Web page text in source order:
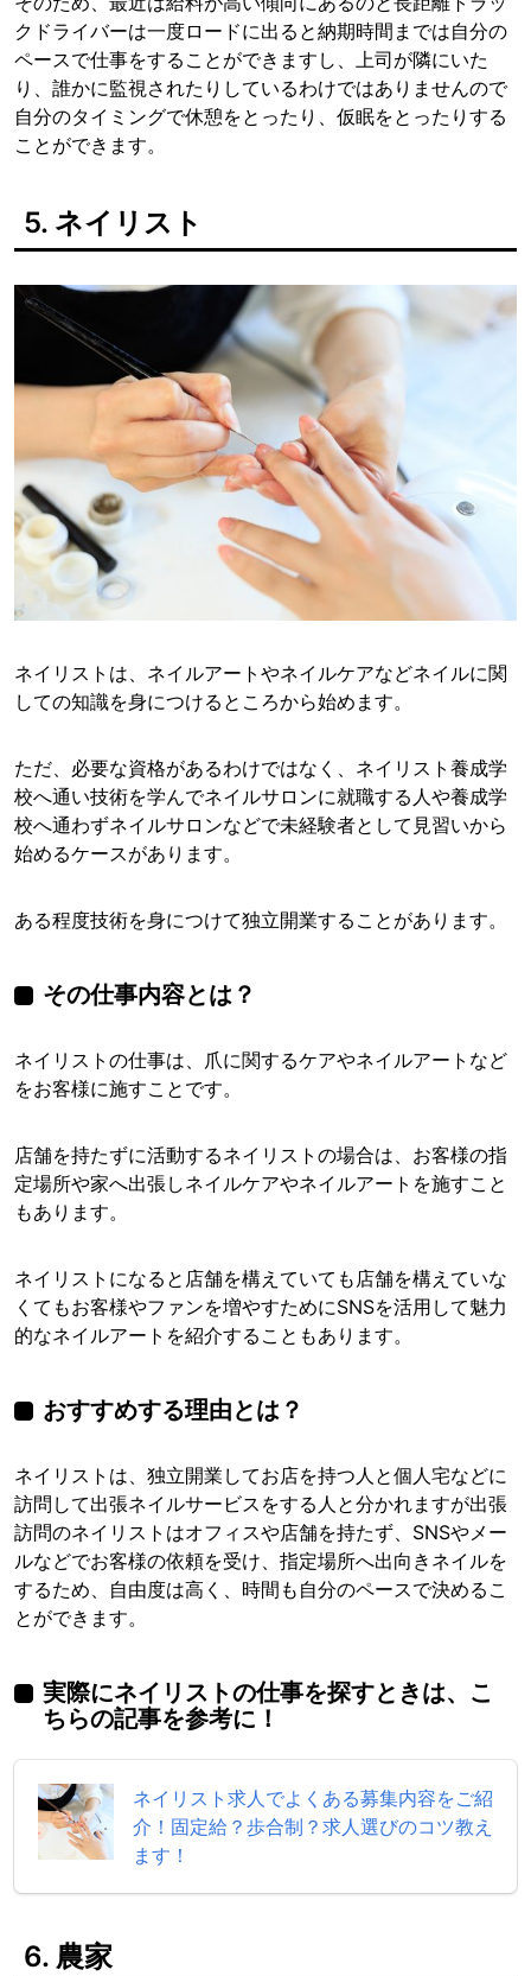
クドライバーは一度ロードに出ると納期時間までは自分の
ペースで仕事をすることができますし、上司が隣にいた
り、誰かに監視されたりしているわけではありませんので
自分のタイミングで休憩をとったり、仮眠をとったりする
ことができます。
5. ネイリスト
ネイリストは、ネイルアートやネイルケアなどネイルに関
しての知識を身につけるところから始めます。
ただ、必要な資格があるわけではなく、ネイリスト養成学
校へ通い技術を学んでネイルサロンに就職する人や養成学
校へ通わずネイルサロンなどで未経験者として見習いから
始めるケースがあります。
ある程度技術を身につけて独立開業することがあります。
その仕事内容とは？
ネイリストの仕事は、爪に関するケアやネイルアートなど
をお客様に施すことです。
店舗を持たずに活動するネイリストの場合は、お客様の指
定場所や家へ出張しネイルケアやネイルアートを施すこと
もあります。
ネイリストになると店舗を構えていても店舗を構えていな
くてもお客様やファンを増やすためにSNSを活用して魅力
的なネイルアートを紹介することもあります。
おすすめする理由とは？
ネイリストは、独立開業してお店を持つ人と個人宅などに
訪問して出張ネイルサービスをする人と分かれますが出張
訪問のネイリストはオフィスや店舗を持たず、SNSやメー
ルなどでお客様の依頼を受け、指定場所へ出向きネイルを
するため、自由度は高く、時間も自分のペースで決めるこ
とができます。
実際にネイリストの仕事を探すときは、こ
ちらの記事を参考に！
ネイリスト求人でよくある募集内容をご紹
介！固定給？歩合制？求人選びのコツ教え
ます！
6. 農家